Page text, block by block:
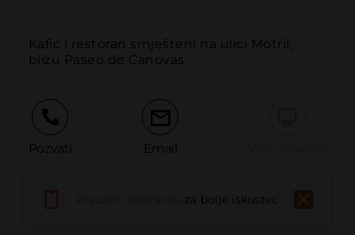
Kafić i restoran smješteni na ulici Motril,
blizu Paseo de Cánovas.
Pozvati Email
Prijaviti problemza bolje iskustvo